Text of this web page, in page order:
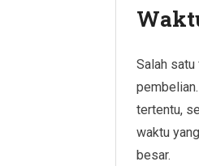
Salah
tertentu,
waktu
besar.